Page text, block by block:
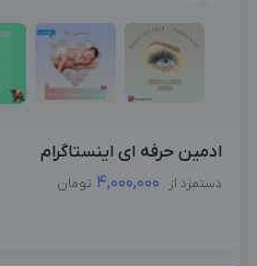
ادمین حرفه ای اینستاگرام
دستمزد از 4,000,000 تومان